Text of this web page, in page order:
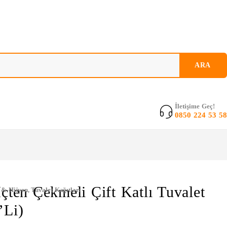
İletişime Geç!
0850 224 53 58
& Hijyen,Tuvalet Kağıtları
Çekmeli Çift Katlı Tuvalet